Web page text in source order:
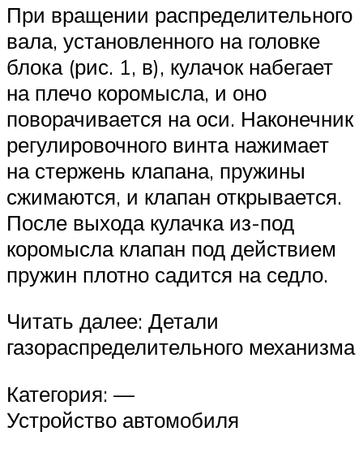
При вращении распределительного
вала, установленного на головке
блока (рис. 1, в), кулачок набегает
на плечо коромысла, и оно
поворачивается на оси. Наконечник
регулировочного винта нажимает
на стержень клапана, пружины
сжимаются, и клапан открывается.
После выхода кулачка из-под
коромысла клапан под действием
пружин плотно садится на седло.
Читать далее: Детали
газораспределительного механизма
Категория: —
Устройство автомобиля